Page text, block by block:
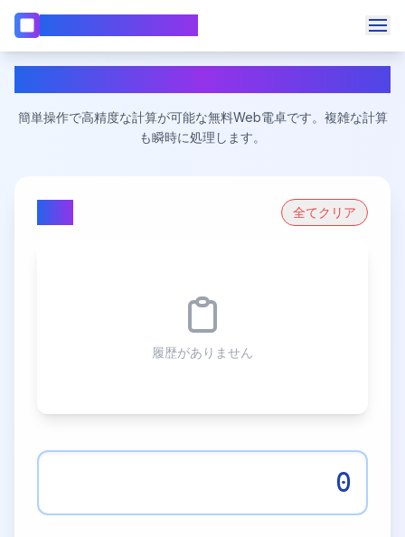
🧮計算機
簡単操作で高精度な計算が可能な無料Web電卓です。複雑な計算
も瞬時に処理します。
全てクリア
履歴がありません